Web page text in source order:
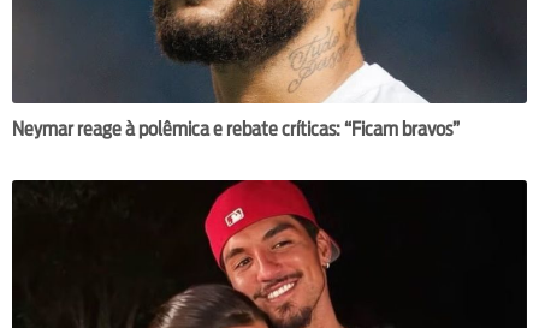
Neymar reage à polêmica e rebate críticas: “Ficam bravos”